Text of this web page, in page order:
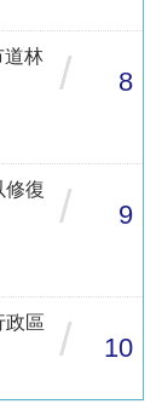
林
/ 8
復
/ 9
區
/ 10